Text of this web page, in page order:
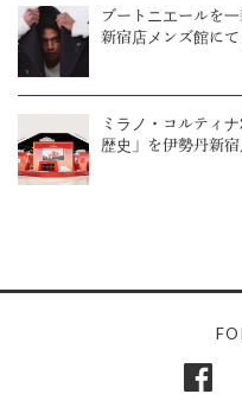
ブートニエールを
新宿店メンズ館にて
ミラノ・コルティ
歴史」を伊勢丹新宿